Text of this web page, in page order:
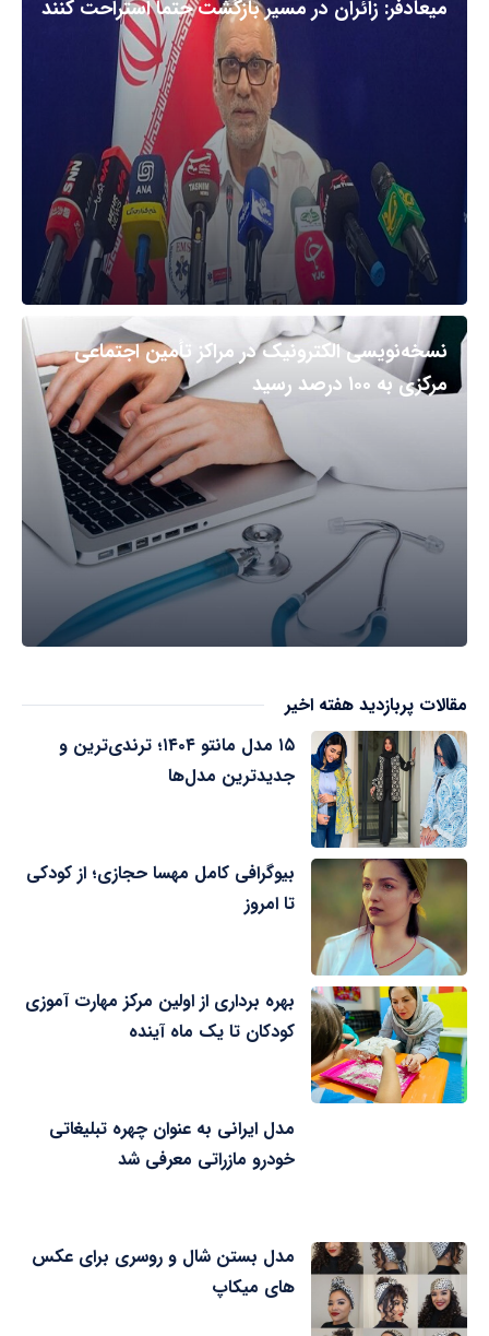
میعادفر: زائران در مسیر بازگشت حتما استراحت کنند
نسخه‌نویسی الکترونیک در مراکز تأمین اجتماعی
مرکزی به ۱۰۰ درصد رسید
مقالات پربازدید هفته اخیر
۱۵ مدل مانتو ۱۴۰۴؛ ترندی‌ترین و
جدیدترین مدل‌ها
بیوگرافی کامل مهسا حجازی؛ از کودکی
تا امروز
بهره برداری از اولین مرکز مهارت آموزی
کودکان تا یک ماه آینده
مدل ایرانی به عنوان چهره تبلیغاتی
خودرو مازراتی معرفی شد
مدل بستن شال و روسری برای عکس
های میکاپ